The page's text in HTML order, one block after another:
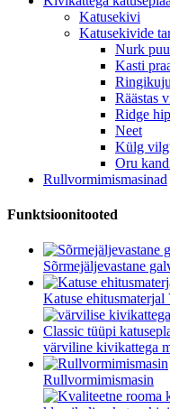
Katusekivi
Katusekivide
Nurk
Kasti
Räästas
Ridge hip
Neet
Külg
Oru
Rullvormimismasinad
Funktsioonitooted
Sõrmejäljevastane
Katuse
värviline kivikattega
Rullvormimismasin